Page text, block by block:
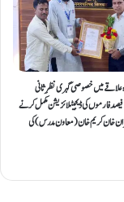
علاقے میں خصوصی گہری نظرِ ثانی
(SIR) کے 100 فیصد فارموں کی ڈیجیٹلائزیشن مکمل کرنے
خان کریم خان (معاون مدرس) کی